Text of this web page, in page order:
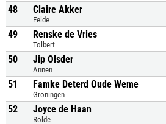
48 Claire Akker
Eelde
49 Renske de Vries
Tolbert
50 Jip Olsder
Annen
51 Famke Deterd Oude Weme
Groningen
52 Joyce de Haan
Rolde